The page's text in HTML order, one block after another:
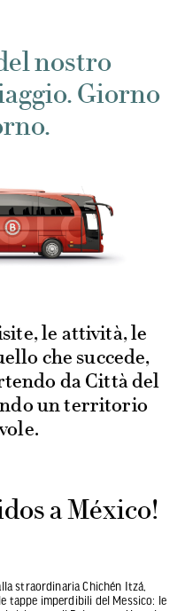
nostro
Giorno
le attività, le
che succede,
da Città del
un territorio
a México!
straordinaria Chichén Itzá,
tappe imperdibili del Messico: le